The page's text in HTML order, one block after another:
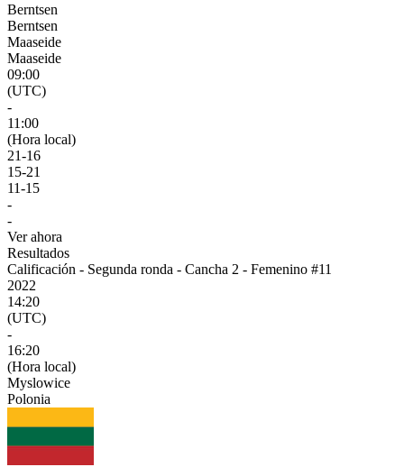
Berntsen
Berntsen
Maaseide
Maaseide
09:00
(UTC)
-
11:00
(Hora local)
21-16
15-21
11-15
-
-
Ver ahora
Resultados
Calificación - Segunda ronda - Cancha 2 - Femenino #11
2022
14:20
(UTC)
-
16:20
(Hora local)
Myslowice
Polonia